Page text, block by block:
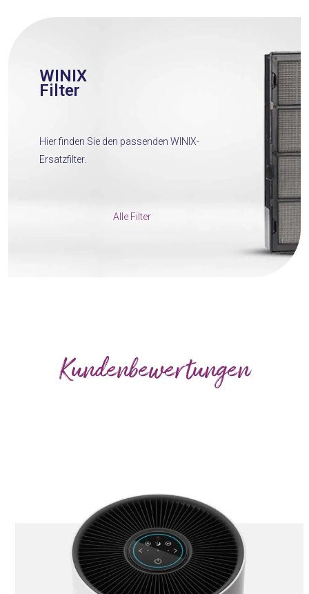
WINIX
Filter
Hier finden Sie den passenden WINIX-
Ersatzfilter.
Alle Filter
Kundenbewertungen